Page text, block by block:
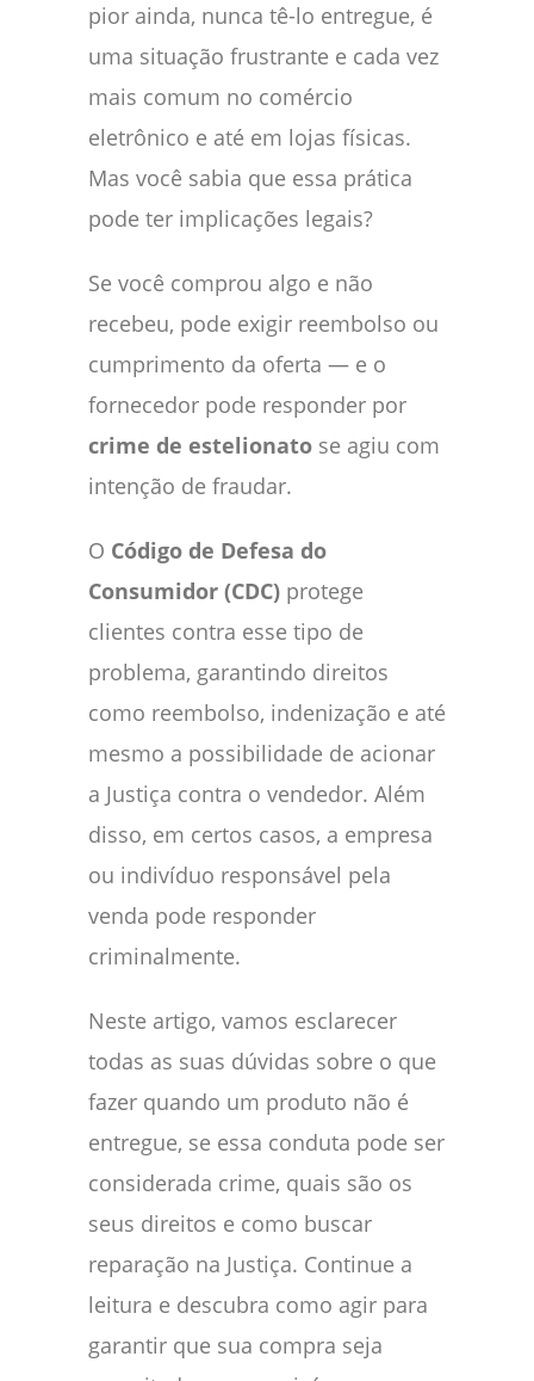
pior ainda, nunca tê-lo entregue, é
uma situação frustrante e cada vez
mais comum no comércio
eletrônico e até em lojas físicas.
Mas você sabia que essa prática
pode ter implicações legais?
Se você comprou algo e não
recebeu, pode exigir reembolso ou
cumprimento da oferta — e o
fornecedor pode responder por
crime de estelionato se agiu com
intenção de fraudar.
O Código de Defesa do
Consumidor (CDC) protege
clientes contra esse tipo de
problema, garantindo direitos
como reembolso, indenização e até
mesmo a possibilidade de acionar
a Justiça contra o vendedor. Além
disso, em certos casos, a empresa
ou indivíduo responsável pela
venda pode responder
criminalmente.
Neste artigo, vamos esclarecer
todas as suas dúvidas sobre o que
fazer quando um produto não é
entregue, se essa conduta pode ser
considerada crime, quais são os
seus direitos e como buscar
reparação na Justiça. Continue a
leitura e descubra como agir para
garantir que sua compra seja